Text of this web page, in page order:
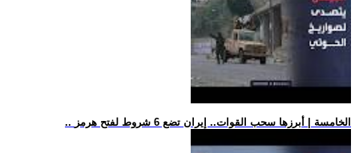
.. الخامسة | أبرزها سحب القوات.. إيران تضع 6 شروط لفتح هرمز